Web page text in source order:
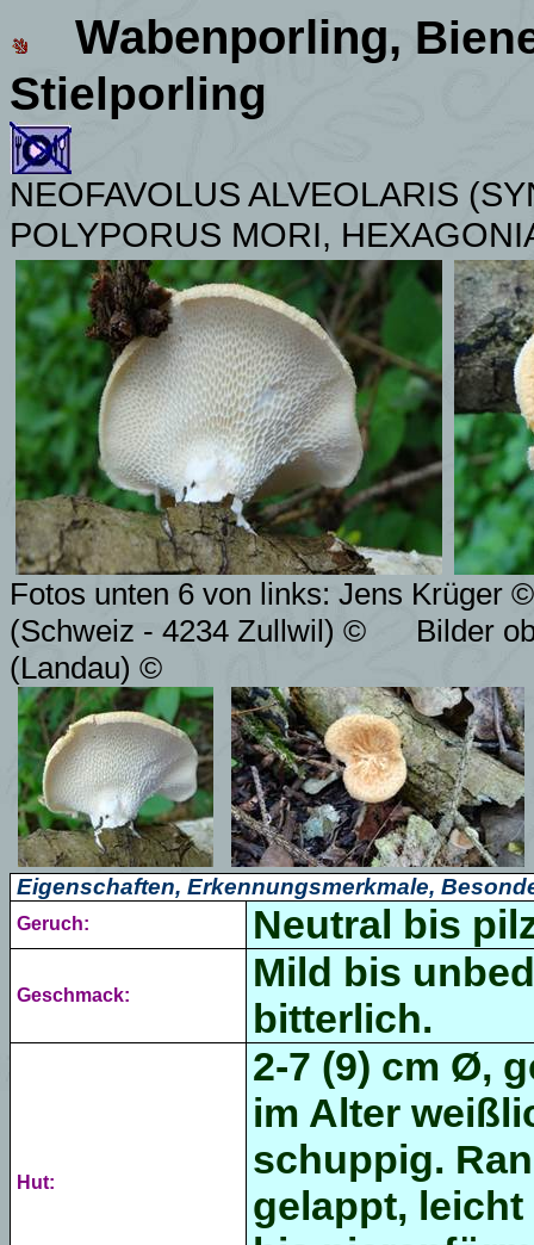
Wabenporling,
Stielporling
NEOFAVOLUS ALVEOLARIS
POLYPORUS MORI,
Fotos unten 6 von links: Jens Krüger ©
(Schweiz - 4234 Zullwil) ©
Bilder
(Landau) ©
Eigenschaften, Erkennungsmerkmale,
Geruch: Neutral bis
Geschmack:
Mild bis
bitterlich.
Hut:
2-7 (9) cm Ø,
im Alter
schuppig.
gelappt,